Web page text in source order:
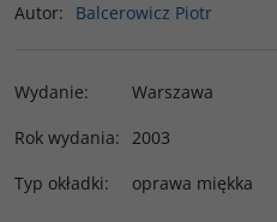
Autor: Balcerowicz Piotr
Wydanie:
Warszawa
Rok wydania: 2003
Typ okładki:
oprawa miękka